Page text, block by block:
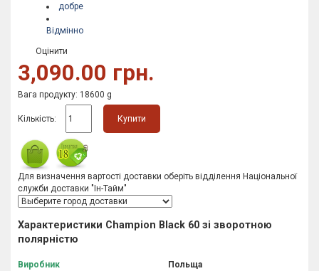
добре
Відмінно
Оцінити
3,090.00 грн.
Вага продукту: 18600 g
Кількість: Купити
Для визначення вартості доставки оберіть відділення Національної
служби доставки "Ін-Тайм"
Характеристики Champion Black 60 зі зворотною
полярністю
Виробник
Польща